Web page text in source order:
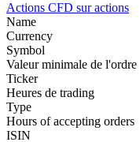
Actions CFD sur actions
Name
Currency
Symbol
Valeur minimale de l'ordre
Ticker
Heures de trading
Type
Hours of accepting orders
ISIN